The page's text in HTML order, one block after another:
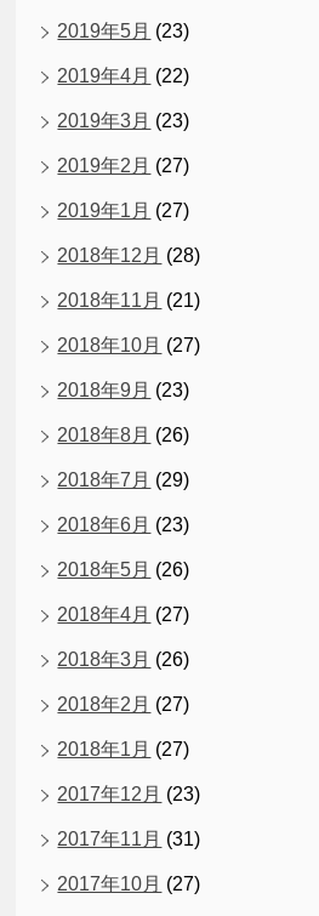
2019年5月 (23)
2019年4月 (22)
2019年3月 (23)
2019年2月 (27)
2019年1月 (27)
2018年12月 (28)
2018年11月 (21)
2018年10月 (27)
2018年9月 (23)
2018年8月 (26)
2018年7月 (29)
2018年6月 (23)
2018年5月 (26)
2018年4月 (27)
2018年3月 (26)
2018年2月 (27)
2018年1月 (27)
2017年12月 (23)
2017年11月 (31)
2017年10月 (27)